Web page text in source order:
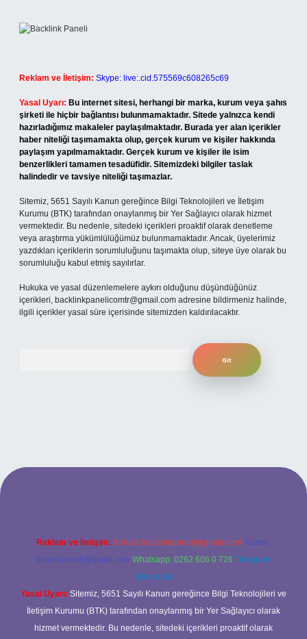
Reklam ve İletişim: Skype: live:.cid.575569c608265c69
Yasal Uyarı: Bu internet sitesi, herhangi bir marka, kurum veya şahıs
şirketi ile hiçbir bağlantısı bulunmamaktadır. Sitede yalnızca kendi
hazırladığımız makaleler paylaşılmaktadır. Burada yer alan içerikler
haber niteliği taşımamakta olup, gerçek kurum ve kişiler hakkında
paylaşım yapılmamaktadır. Gerçek kurum ve kişiler ile isim
benzerlikleri tamamen tesadüfidir. Sitemizdeki bilgiler taslak
halindedir ve tavsiye niteliği taşımazlar.
Sitemiz, 5651 Sayılı Kanun gereğince Bilgi Teknolojileri ve İletişim
Kurumu (BTK) tarafından onaylanmış bir Yer Sağlayıcı olarak hizmet
vermektedir. Bu nedenle, sitedeki içerikleri proaktif olarak denetleme
veya araştırma yükümlülüğümüz bulunmamaktadır. Ancak, üyelerimiz
yazdıkları içeriklerin sorumluluğunu taşımakta olup, siteye üye olarak bu
sorumluluğu kabul etmiş sayılırlar.
Hukuka ve yasal düzenlemelere aykırı olduğunu düşündüğünüz
içerikleri, backlinkpanelicomtr@gmail.com adresine bildirmeniz halinde,
ilgili içerikler yasal süre içerisinde sitemizden kaldırılacaktır.
bahis sitesi
Reklam ve İletişim: E-mail: backlinkpaneli@gmail.com Teams:
forumhizmeti@gmail.com Whatsapp: 0262 606 0 726 Telegram:
@karabul
Yasal Uyarı: Sitemiz, 5651 Sayılı Kanun gereğince Bilgi Teknolojileri ve
İletişim Kurumu (BTK) tarafından onaylanmış bir Yer Sağlayıcı olarak
hizmet vermektedir. Bu nedenle, sitedeki içerikleri proaktif olarak